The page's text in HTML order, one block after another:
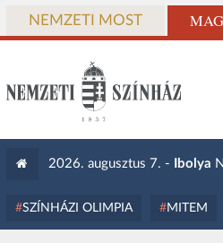
NEMZETI MOST
2026. augusztus 7. - Ibolya
SZÍNHÁZI OLIMPIA MITEM